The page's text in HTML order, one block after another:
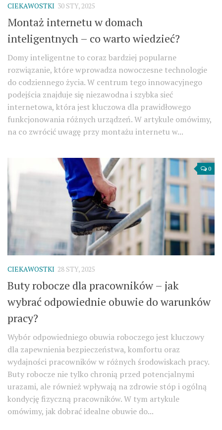
CIEKAWOSTKI 30 STY, 2025
Montaż internetu w domach
inteligentnych – co warto wiedzieć?
Domy inteligentne to coraz bardziej popularne
rozwiązanie, które wprowadza nowoczesne technologie
do codziennego życia. W centrum tego innowacyjnego
podejścia znajduje się niezawodna i szybka sieć
internetowa, która jest kluczowa dla prawidłowego
funkcjonowania różnych urządzeń. W artykule omówimy,
na co zwrócić uwagę przy montażu internetu w...
0
CIEKAWOSTKI 28 STY, 2025
Buty robocze dla pracowników – jak
wybrać odpowiednie obuwie do warunków
pracy?
Wybór odpowiedniego obuwia roboczego jest kluczowy
dla zapewnienia bezpieczeństwa, komfortu oraz
wydajności pracowników w różnych środowiskach pracy.
Buty robocze nie tylko chronią przed potencjalnymi
urazami, ale również wpływają na zdrowie stóp i ogólną
kondycję fizyczną pracowników. W tym artykule
omówimy, jak dobrać idealne obuwie do...